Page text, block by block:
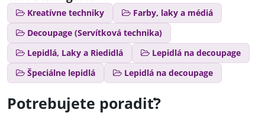
Kreatívne techniky
Farby, laky a médiá
Decoupage (Servítková technika)
Lepidlá, Laky a Riedidlá
Lepidlá na decoupage
Špeciálne lepidlá
Lepidlá na decoupage
Potrebujete poradiť?